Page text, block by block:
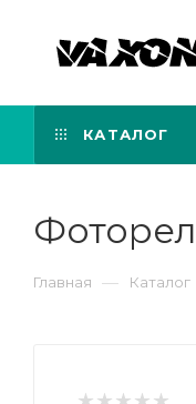
КАТАЛОГ
Главная — Каталог